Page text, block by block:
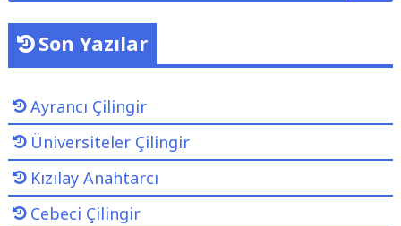
n
g
r
"
Son Yazılar
Ayrancı Çilingir
Üniversiteler Çilingir
Kızılay Anahtarcı
Cebeci Çilingir